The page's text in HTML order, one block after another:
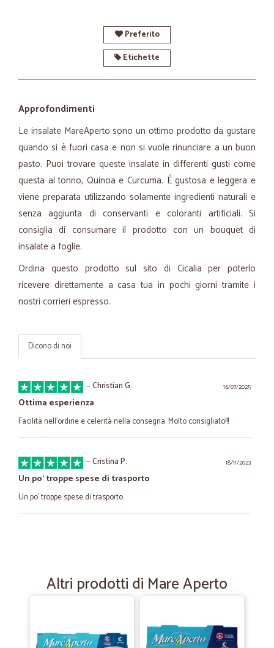
Preferito
Etichette
Approfondimenti
Le insalate MareAperto sono un ottimo prodotto da gustare
quando si è fuori casa e non si vuole rinunciare a un buon
pasto. Puoi trovare queste insalate in differenti gusti come
questa al tonno, Quinoa e Curcuma. É gustosa e leggera e
viene preparata utilizzando solamente ingredienti naturali e
senza aggiunta di conservanti e coloranti artificiali. Si
consiglia di consumare il prodotto con un bouquet di
insalate a foglie.
Ordina questo prodotto sul sito di Cicalia per poterlo
ricevere direttamente a casa tua in pochi giorni tramite i
nostri corrieri espresso.
Dicono di noi
16/07/2025
—Christian G.
Ottima esperienza
Facilità nell'ordine e celerità nella consegna. Molto consigliato!!!
18/11/2023
—Cristina P.
Un po’ troppe spese di trasporto
Un po’ troppe spese di trasporto
sono portatore di grave handicap - grazie
Altri prodotti di Mare Aperto